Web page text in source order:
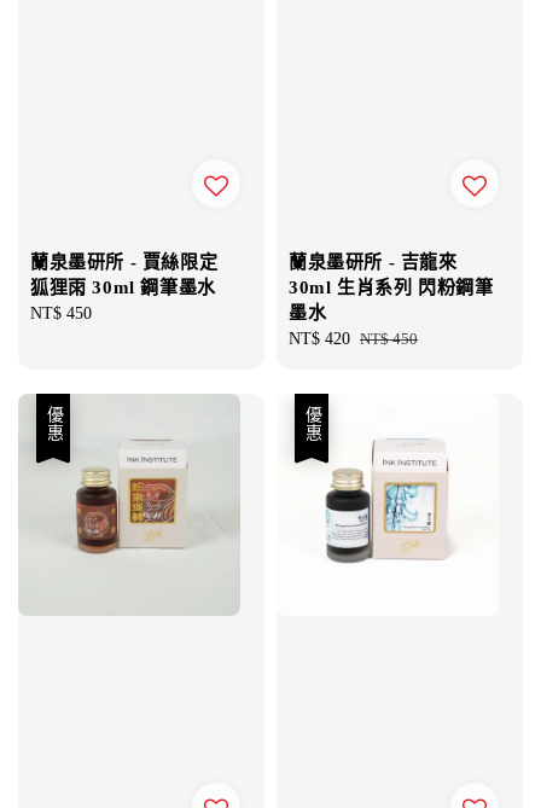
蘭泉墨研所 - 賈絲限定
狐狸雨 30ml 鋼筆墨水
Regular
NT$ 450
蘭泉墨研所 - 吉龍來
30ml 生肖系列 閃粉鋼筆
墨水
Sale
NT$ 420 Regular
NT$ 450
優惠 優惠